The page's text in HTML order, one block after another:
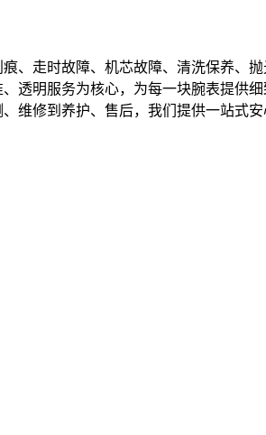
、走时故障、机芯故障、清洗保养、
透明服务为核心，为每一块腕表提供
维修到养护、售后，我们提供一站式安